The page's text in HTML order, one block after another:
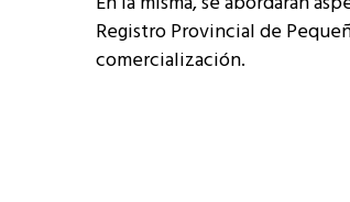
Registro Provincial de
comercialización.